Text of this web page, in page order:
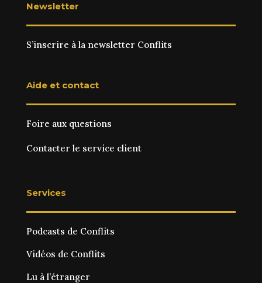
Newsletter
S’inscrire à la newsletter Conflits
Aide et contact
Foire aux questions
Contacter le service client
Services
Podcasts de Conflits
Vidéos de Conflits
Lu à l’étranger